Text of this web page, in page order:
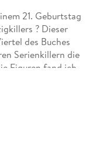
21. Geburtstag
? Dieser
des Buches
Serienkillern die
Figuren fand ich
mal
unmöglich ist,